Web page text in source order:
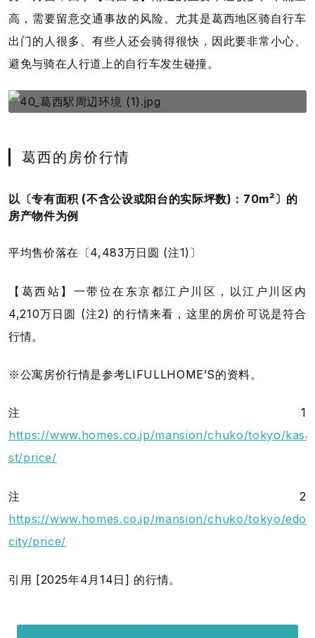
高，需要留意交通事故的风险。尤其是葛西地区骑自行车
出门的人很多、有些人还会骑得很快，因此要非常小心、
避免与骑在人行道上的自行车发生碰撞。
葛西的房价行情
以〔专有面积 (不含公设或阳台的实际坪数)：70m²〕的
房产物件为例
平均售价落在〔4,483万日圆 (注1)〕
【葛西站】一带位在东京都江户川区，以江户川区内
4,210万日圆 (注2) 的行情来看，这里的房价可说是符合
行情。
※公寓房价行情是参考LIFULLHOME’S的资料。
注1
https://www.homes.co.jp/mansion/chuko/tokyo/
st/price/
注2
https://www.homes.co.jp/mansion/chuko/tokyo/
city/price/
引用 [2025年4月14日] 的行情。